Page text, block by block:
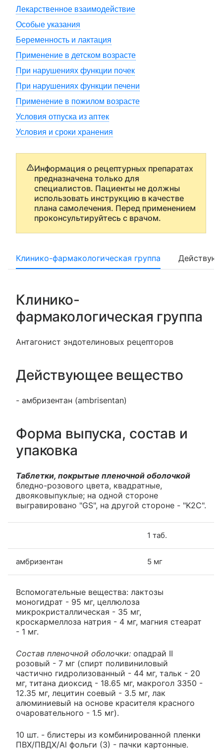
Лекарственное взаимодействие
Особые указания
Беременность и лактация
Применение в детском возрасте
При нарушениях функции почек
При нарушениях функции печени
Применение в пожилом возрасте
Условия отпуска из аптек
Условия и сроки хранения
Информация о рецептурных препаратах
предназначена только для
специалистов. Пациенты не должны
использовать инструкцию в качестве
плана самолечения. Перед применением
проконсультируйтесь с врачом.
Клинико-фармакологическая группа
Клинико-
фармакологическая группа
Антагонист эндотелиновых рецепторов
Действующее вещество
- амбризентан (ambrisentan)
Форма выпуска, состав и
упаковка
Таблетки, покрытые пленочной оболочкой
бледно-розового цвета, квадратные,
двояковыпуклые; на одной стороне
выгравировано "GS", на другой стороне - "K2C".
1 таб.
амбризентан 5 мг
Вспомогательные вещества: лактозы
моногидрат - 95 мг, целлюлоза
микрокристаллическая - 35 мг,
кроскармеллоза натрия - 4 мг, магния стеарат
- 1 мг.
Состав пленочной оболочки: опадрай II
розовый - 7 мг (спирт поливиниловый
частично гидролизованный - 44 мг, тальк - 20
мг, титана диоксид - 18.65 мг, макрогол 3350 -
12.35 мг, лецитин соевый - 3.5 мг, лак
алюминиевый на основе красителя красного
очаровательного - 1.5 мг).
10 шт. - блистеры из комбинированной пленки
ПВХ/ПВДХ/Al фольги (3) - пачки картонные.